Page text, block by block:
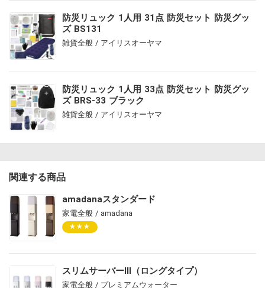
防災リュック 1人用 31点 防災セット 防災グッ
ズ BS131
雑貨全般 / アイリスオーヤマ
防災リュック 1人用 33点 防災セット 防災グッ
ズ BRS-33 ブラック
雑貨全般 / アイリスオーヤマ
関連する商品
amadanaスタンダード
家電全般 / amadana
★★★
スリムサーバーⅢ（ロングタイプ）
家電全般 / プレミアムウォーター